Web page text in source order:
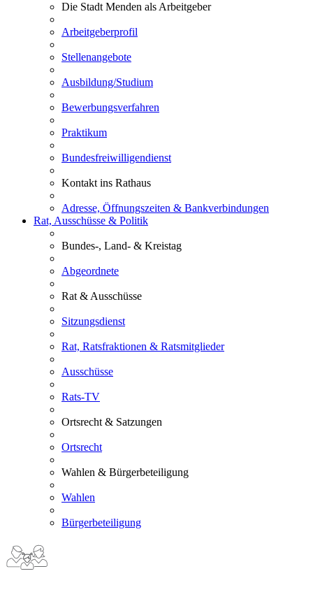
Die Stadt Menden als Arbeitgeber
Arbeitgeberprofil
Stellenangebote
Ausbildung/Studium
Bewerbungsverfahren
Praktikum
Bundesfreiwilligendienst
Kontakt ins Rathaus
Adresse, Öffnungszeiten & Bankverbindungen
Rat, Ausschüsse & Politik
Bundes-, Land- & Kreistag
Abgeordnete
Rat & Ausschüsse
Sitzungsdienst
Rat, Ratsfraktionen & Ratsmitglieder
Ausschüsse
Rats-TV
Ortsrecht & Satzungen
Ortsrecht
Wahlen & Bürgerbeteiligung
Wahlen
Bürgerbeteiligung